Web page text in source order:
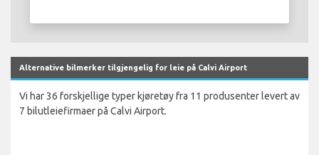
Alternative bilmerker tilgjengelig for leie på Calvi Airport
Vi har 36 forskjellige typer kjøretøy fra 11 produsenter levert av
7 bilutleiefirmaer på Calvi Airport.